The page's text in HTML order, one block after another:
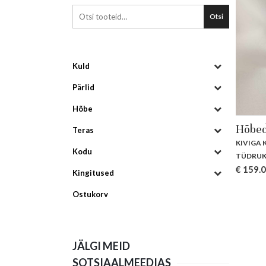
KIVIGA
€
Otsi
Kuld
Pärlid
Hõbe
Teras
Kodu
Kingitused
Ostukorv
JÄLGI MEID
SOTSIAALMEEDIAS